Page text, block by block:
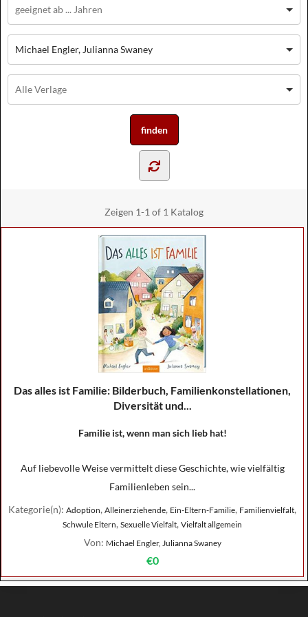
Michael Engler, Julianna Swaney
Zeigen 1-1 of 1 Katalog
Das alles ist Familie: Bilderbuch, Familienkonstellationen,
Diversität und...
Familie ist, wenn man sich lieb hat!
Auf liebevolle Weise vermittelt diese Geschichte, wie vielfältig
Familienleben sein...
Kategorie(n): Adoption, Alleinerziehende, Ein-Eltern-Familie, Familienvielfalt,
Schwule Eltern, Sexuelle Vielfalt, Vielfalt allgemein
Von: Michael Engler, Julianna Swaney
€0